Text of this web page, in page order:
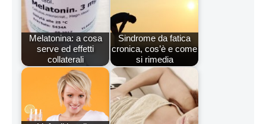
Melatonina: a cosa
serve ed effetti
collaterali
Sindrome da fatica
cronica, cos’è e come
si rimedia